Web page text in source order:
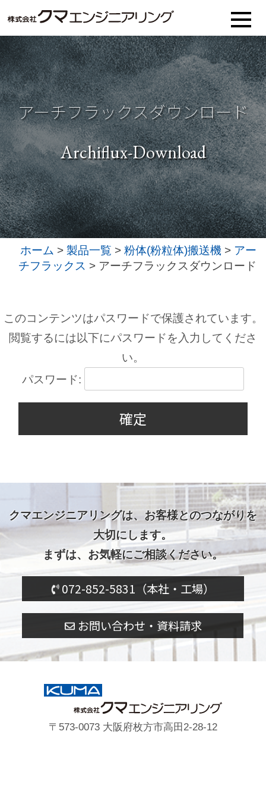
アーチフラックスダウンロード
Archiflux-Download
ホーム > 製品一覧 > 粉体(粉粒体)搬送機 > アー
チフラックス > アーチフラックスダウンロード
このコンテンツはパスワードで保護されています。
閲覧するには以下にパスワードを入力してくださ
い。
パスワード:
クマエンジニアリングは、お客様とのつながりを
大切にします。
まずは、お気軽にご相談ください。
072-852-5831（本社・工場）
お問い合わせ・資料請求
〒573-0073 大阪府枚方市高田2-28-12